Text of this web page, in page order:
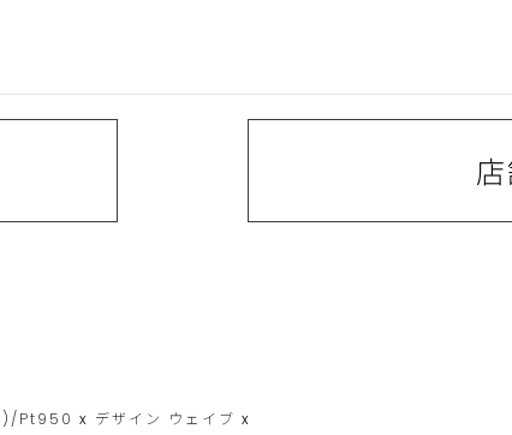
)/Pt950 x デザイン ウェイブ x